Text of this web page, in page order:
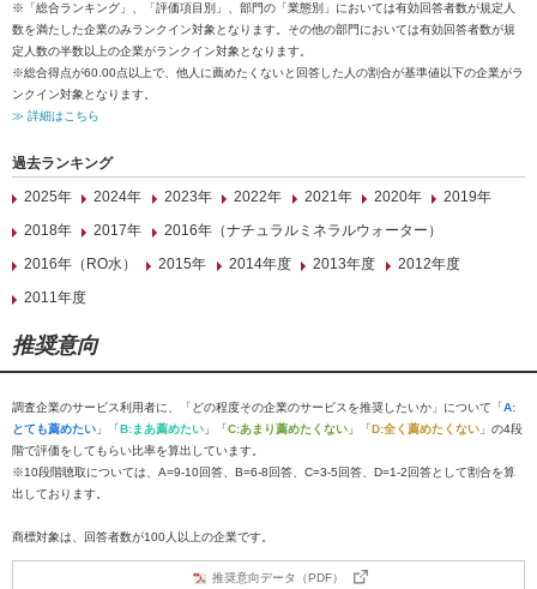
※「総合ランキング」、「評価項目別」、部門の「業態別」においては有効回答者数が規定人
数を満たした企業のみランクイン対象となります。その他の部門においては有効回答者数が規
定人数の半数以上の企業がランクイン対象となります。
※総合得点が60.00点以上で、他人に薦めたくないと回答した人の割合が基準値以下の企業がラ
ンクイン対象となります。
≫ 詳細はこちら
過去ランキング
2025年
2024年 2023年 2022年 2021年 2020年
2019年
2018年
2017年
2016年（ナチュラルミネラルウォーター）
2016年（RO水）
2015年 2014年度 2013年度
2012年度
2011年度
推奨意向
調査企業のサービス利用者に、「どの程度その企業のサービスを推奨したいか」について「A:
とても薦めたい 」「B:まあ薦めたい 」「C:あまり薦めたくない 」「D:全く薦めたくない 」の4段
階で評価をしてもらい比率を算出しています。
※10段階聴取については、A=9-10回答、B=6-8回答、C=3-5回答、D=1-2回答として割合を算
出しております。
商標対象は、回答者数が100人以上の企業です。
推奨意向データ（PDF）